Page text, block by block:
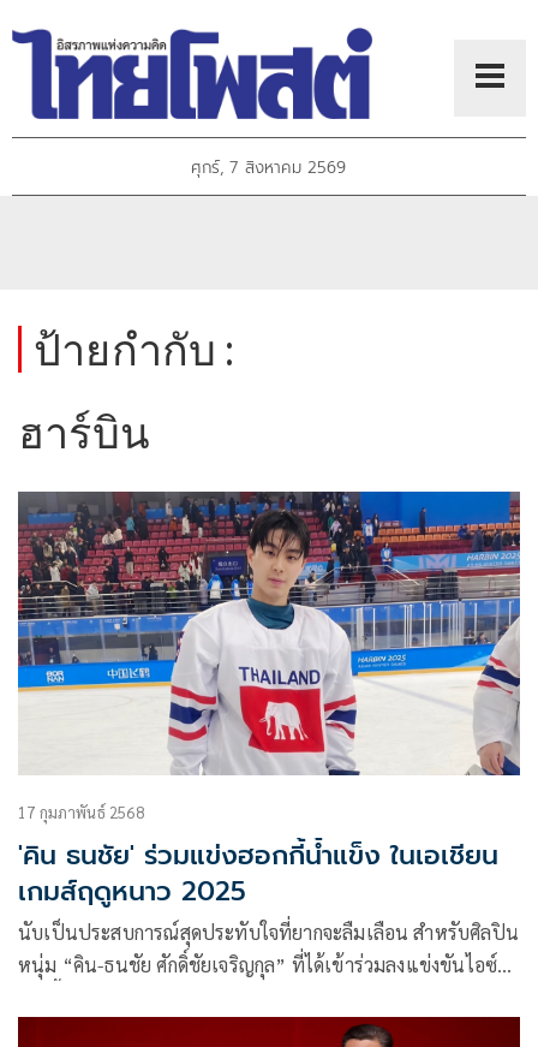
ศุกร์, 7 สิงหาคม 2569
ป้ายกำกับ :
ฮาร์บิน
17 กุมภาพันธ์ 2568
'คิน ธนชัย' ร่วมแข่งฮอกกี้น้ำแข็ง ในเอเชียน
เกมส์ฤดูหนาว 2025
นับเป็นประสบการณ์สุดประทับใจที่ยากจะลืมเลือน สำหรับศิลปิน
หนุ่ม “คิน-ธนชัย ศักดิ์ชัยเจริญกุล” ที่ได้เข้าร่วมลงแข่งขันไอซ์
Games Harbin 2025” หรือ “เอเชียนเกมส์ฤดูหนาว 2025” ที่